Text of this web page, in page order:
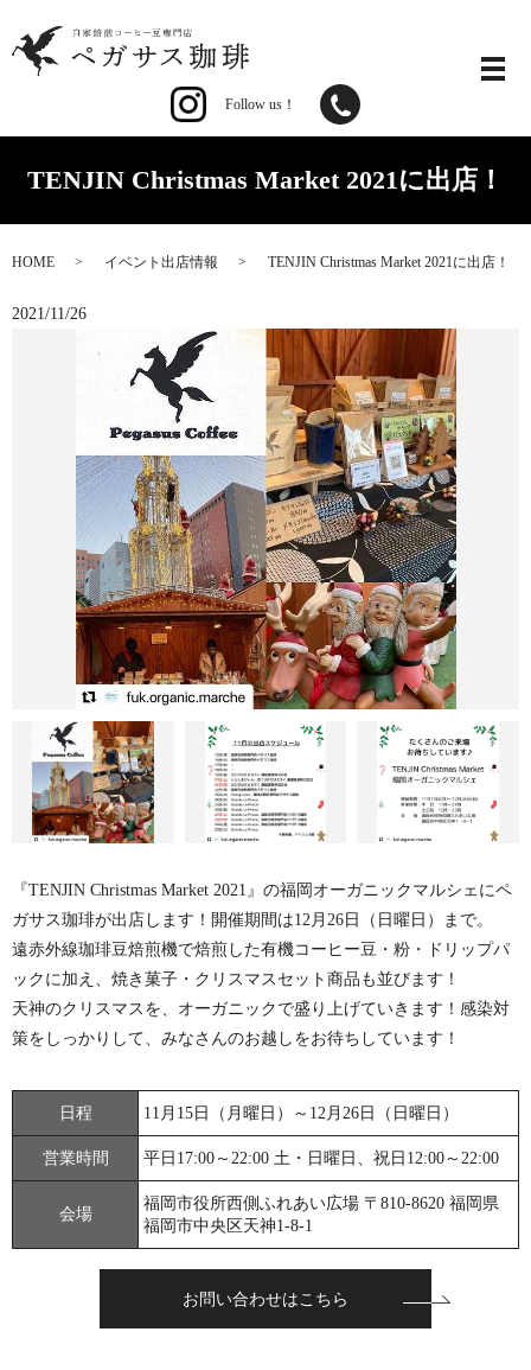
Follow us！
TENJIN Christmas Market 2021に出店！
HOME イベント出店情報 TENJIN Christmas Market 2021に出店！
2021/11/26
『TENJIN Christmas Market 2021』の福岡オーガニックマルシェにペ
ガサス珈琲が出店します！開催期間は12月26日（日曜日）まで。
遠赤外線珈琲豆焙煎機で焙煎した有機コーヒー豆・粉・ドリップパ
ックに加え、焼き菓子・クリスマスセット商品も並びます！
天神のクリスマスを、オーガニックで盛り上げていきます！感染対
策をしっかりして、みなさんのお越しをお待ちしています！
日程 11月15日（月曜日）～12月26日（日曜日）
営業時間 平日17:00～22:00 土・日曜日、祝日12:00～22:00
会場
福岡市役所西側ふれあい広場 〒810-8620 福岡県
福岡市中央区天神1-8-1
お問い合わせはこちら